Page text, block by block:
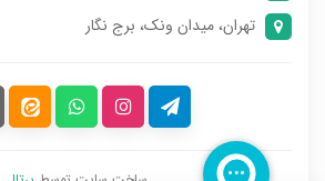
تهران، میدان ونک، برج نگار